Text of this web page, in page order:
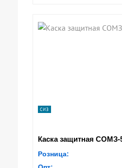
СИЗ
Каска защитная
Розница: